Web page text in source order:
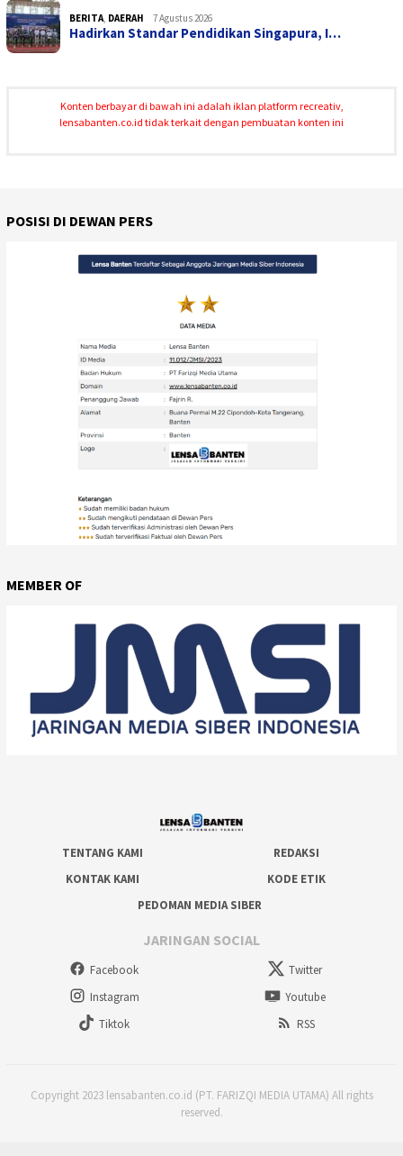
BERITA, DAERAH 7 Agustus 2026
Hadirkan Standar Pendidikan Singapura, I…
Konten berbayar di bawah ini adalah iklan platform recreativ,
lensabanten.co.id tidak terkait dengan pembuatan konten ini
POSISI DI DEWAN PERS
MEMBER OF
TENTANG KAMI
REDAKSI
KONTAK KAMI
KODE ETIK
PEDOMAN MEDIA SIBER
JARINGAN SOCIAL
Facebook
Twitter
Instagram
Youtube
Tiktok
RSS
Copyright 2023 lensabanten.co.id (PT. FARIZQI MEDIA UTAMA) All rights
reserved.